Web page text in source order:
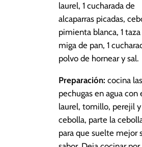
laurel, 1 cucharada de
alcaparras picadas,
pimienta blanca, 1 taza
miga de pan, 1
polvo de hornear y sal.
Preparación: cocina las
pechugas en agua con
laurel, tomillo, perejil
cebolla, parte la
para que suelte mejor